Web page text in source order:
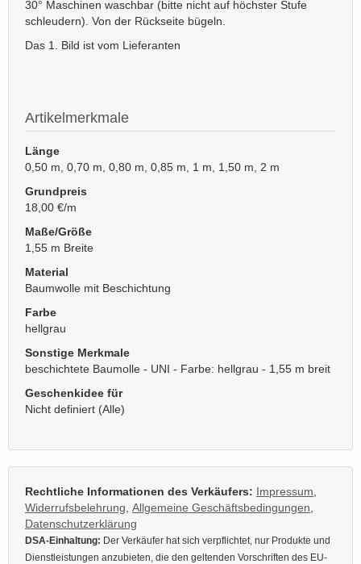
30° Maschinen waschbar (bitte nicht auf höchster Stufe
schleudern). Von der Rückseite bügeln.
Das 1. Bild ist vom Lieferanten
Artikelmerkmale
Länge
0,50 m, 0,70 m, 0,80 m, 0,85 m, 1 m, 1,50 m, 2 m
Grundpreis
18,00 €/m
Maße/Größe
1,55 m Breite
Material
Baumwolle mit Beschichtung
Farbe
hellgrau
Sonstige Merkmale
beschichtete Baumolle - UNI - Farbe: hellgrau - 1,55 m breit
Geschenkidee für
Nicht definiert (Alle)
Rechtliche Informationen des Verkäufers: Impressum
Widerrufsbelehrung Allgemeine Geschäftsbedingungen
Datenschutzerklärung
DSA-Einhaltung: Der Verkäufer hat sich verpflichtet, nur Produkte und
Dienstleistungen anzubieten, die den geltenden Vorschriften des EU-